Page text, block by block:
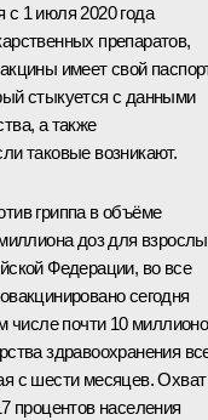
1 июля 2020 года
препаратов,
имеет свой
стыкуется с данными
а также
таковые возникают.
гриппа в объёме
доз для
Федерации, во все
сегодня
числе почти 10
здравоохранения
с шести месяцев. Охват
процентов населения